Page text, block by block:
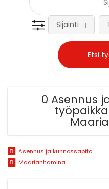
Sijainti
0 Asennus
Asennus ja kunnossapito
Maarianhamina